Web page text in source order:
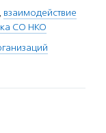
, взаимодействие
СО НКО